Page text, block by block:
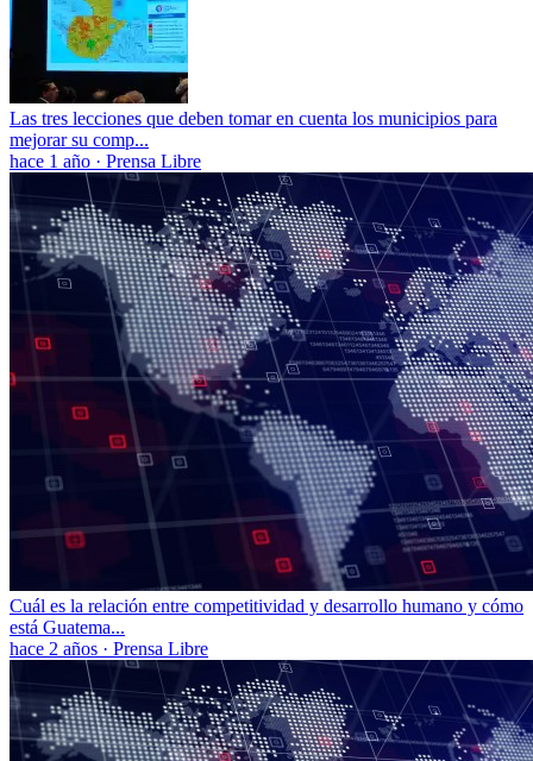
Las tres lecciones que deben tomar en cuenta los municipios para
mejorar su comp...
hace 1 año · Prensa Libre
Cuál es la relación entre competitividad y desarrollo humano y cómo
está Guatema...
hace 2 años · Prensa Libre